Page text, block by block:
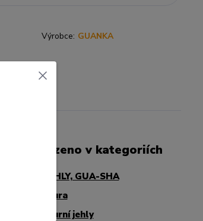
Výrobce: GUANKA
Zboží zařazeno v kategoriích
BAŇKY, JEHLY, GUA-SHA
Akupunktura
Akupunkturní jehly